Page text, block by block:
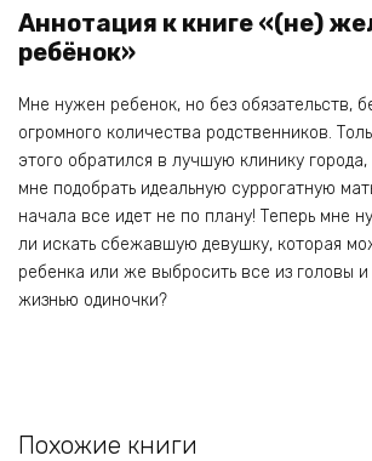
Аннотация к книге «(не)
ребёнок»
Мне нужен ребенок, но без обязательств,
огромного количества родственников.
этого обратился в лучшую клинику
мне подобрать идеальную суррогатную
начала все идет не по плану! Теперь мне
ли искать сбежавшую девушку, которая
ребенка или же выбросить все из головы
жизнью одиночки?
Похожие книги